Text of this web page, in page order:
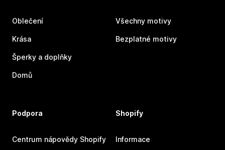
Oblečení
Krása
Šperky a doplňky
Domů
Všechny motivy
Bezplatné motivy
Podpora
Centrum nápovědy Shopify
Shopify
Informace